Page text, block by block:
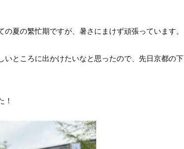
夏の繁忙期ですが、暑さにまけず頑張っています。
いところに出かけたいなと思ったので、先日京都の下
！